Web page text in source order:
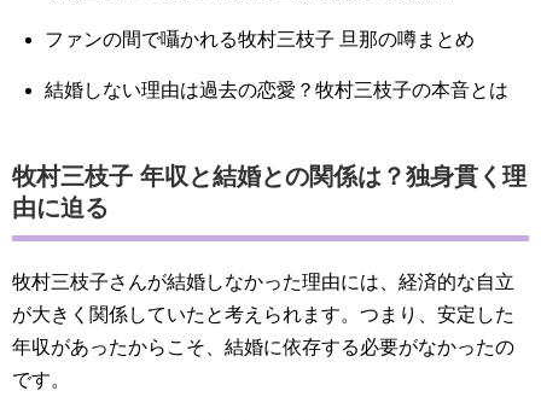
ファンの間で囁かれる牧村三枝子 旦那の噂まとめ
結婚しない理由は過去の恋愛？牧村三枝子の本音とは
牧村三枝子 年収と結婚との関係は？独身貫く理
由に迫る
牧村三枝子さんが結婚しなかった理由には、経済的な自立
が大きく関係していたと考えられます。つまり、安定した
年収があったからこそ、結婚に依存する必要がなかったの
です。